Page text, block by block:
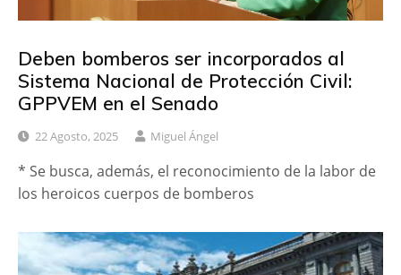
Deben bomberos ser incorporados al
Sistema Nacional de Protección Civil:
GPPVEM en el Senado
22 Agosto, 2025 Miguel Ángel
* Se busca, además, el reconocimiento de la labor de
los heroicos cuerpos de bomberos